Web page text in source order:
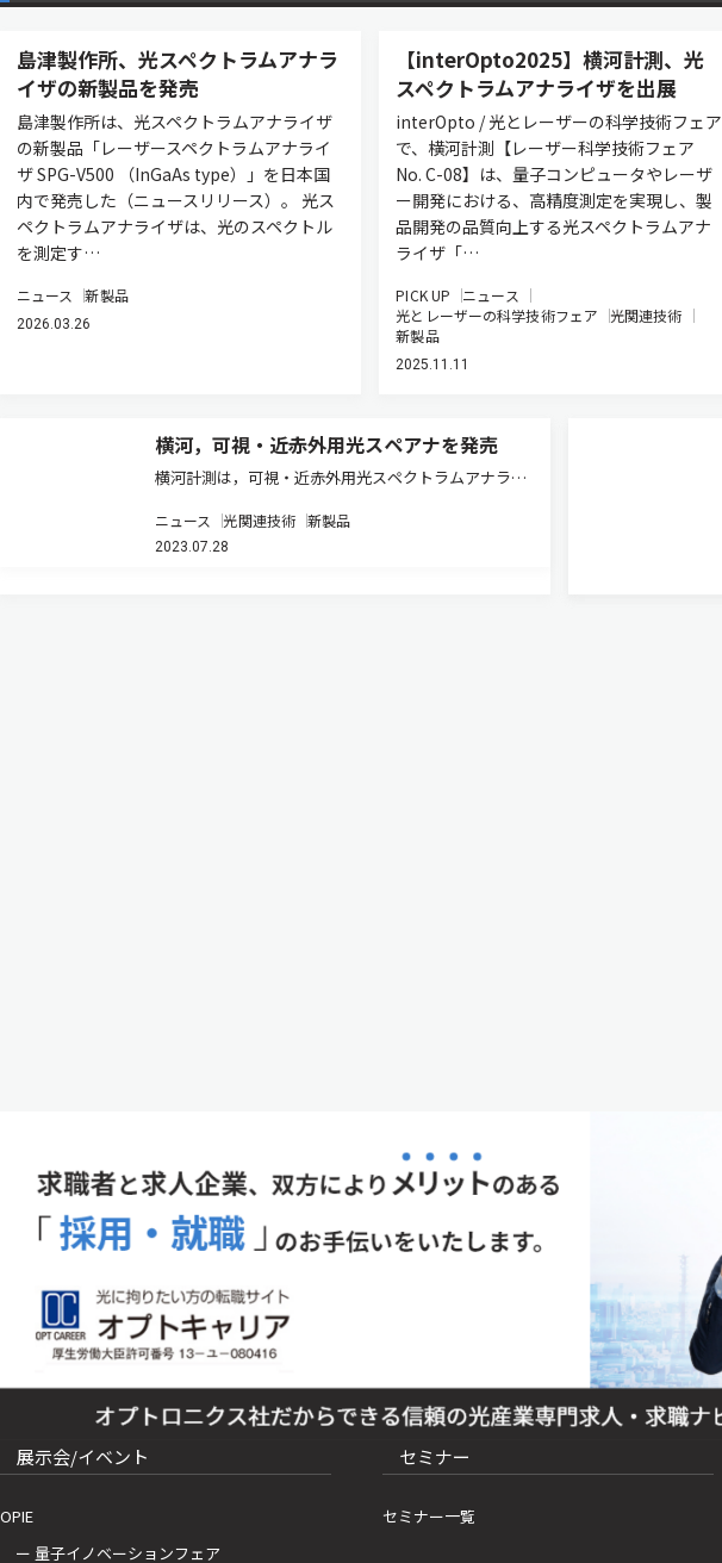
島津製作所、光スペクトラムアナラ
イザの新製品を発売
島津製作所は、光スペクトラムアナライザ
の新製品「レーザースペクトラムアナライ
ザ SPG-V500 （InGaAs type）」を日本国
内で発売した（ニュースリリース）。 光ス
ペクトラムアナライザは、光のスペクトル
を測定す…
ニュース 新製品
2026.03.26
【interOpto2025】横河計測、光
スペクトラムアナライザを出展
interOpto / 光とレーザーの科学技術フェア
で、横河計測【レーザー科学技術フェア
No. C-08】は、量子コンピュータやレーザ
ー開発における、高精度測定を実現し、製
品開発の品質向上する光スペクトラムアナ
ライザ「…
PICK UP
ニュース
光とレーザーの科学技術フェア
光関連技術
新製品
2025.11.11
横河，可視・近赤外用光スペアナを発売
横河計測は，可視・近赤外用光スペクトラムアナライ
する（ニュースリリース）。 これらの製品は，医療・
バイオ，および材料加工用途向けに，可視帯から近赤
ニュース 光関連技術 新製品
2023.07.28
展示会/イベント
OPIE
ー 量子イノベーションフェア
セミナー
セミナー一覧